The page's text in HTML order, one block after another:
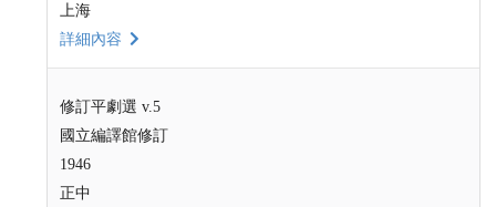
上海
詳細內容
修訂平劇選 v.5
國立編譯館修訂
1946
正中